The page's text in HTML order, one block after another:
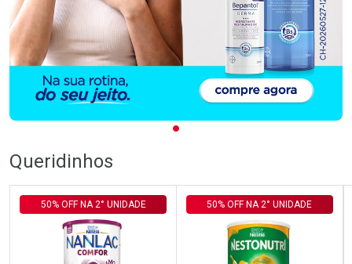
Queridinhos
50% OFF NA 2° UNIDADE 50% OFF NA 2° UNIDADE